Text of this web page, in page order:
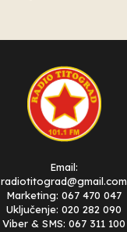
Email:
radiotitograd@gmail.com
Marketing: 067 470 047
Uključenje: 020 282 090
Viber & SMS: 067 311 100